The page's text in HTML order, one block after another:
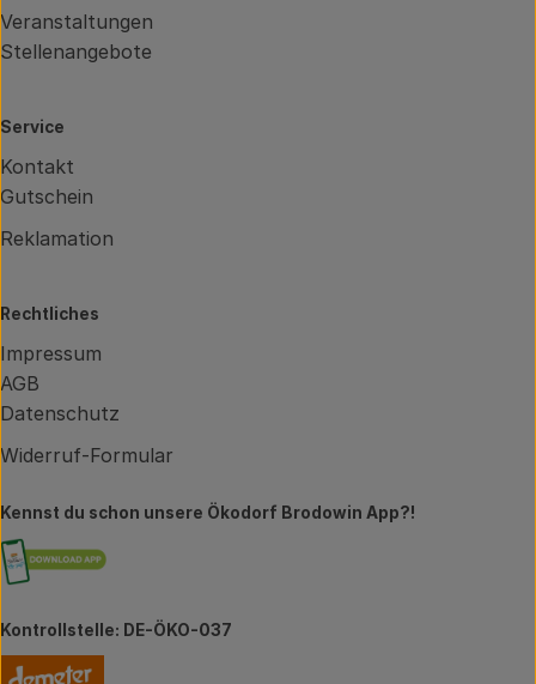
Veranstaltungen
Stellenangebote
Service
Kontakt
Gutschein
Reklamation
Rechtliches
Impressum
AGB
Datenschutz
Widerruf-Formular
Kennst du schon unsere Ökodorf Brodowin App?!
Externer Link zu https://brodowin.de/
Kontrollstelle: DE-ÖKO-037